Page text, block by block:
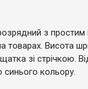
з простим
товарах. Висота
зі стрічкою.
кольору.